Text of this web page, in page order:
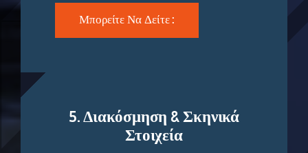
Μπορείτε Να Δείτε :
5. Διακόσμηση & Σκηνικά
Στοιχεία